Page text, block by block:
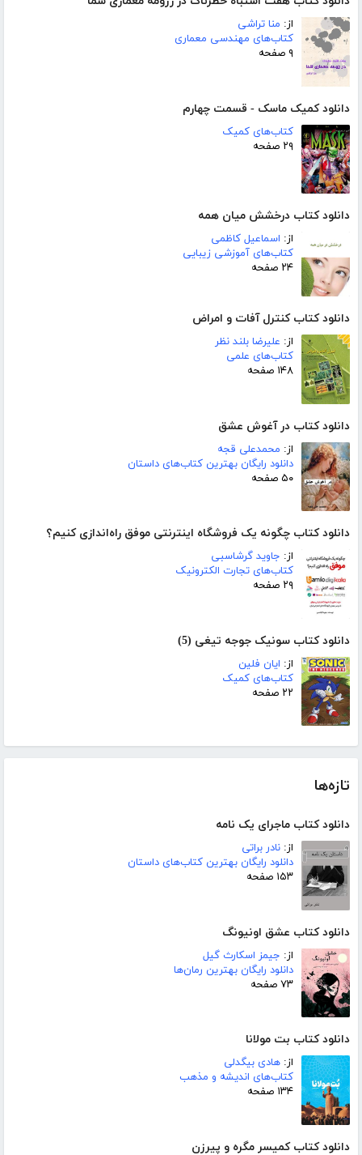
از: منا تراشی
کتاب‌های مهندسی معماری
۹ صفحه
دانلود کمیک ماسک - قسمت چهارم
کتاب‌های کمیک
۲۹ صفحه
دانلود کتاب درخشش میان همه
از: اسماعیل کاظمی
کتاب‌های آموزشی زیبایی
۲۴ صفحه
دانلود کتاب کنترل آفات و امراض
از: علیرضا بلند نظر
کتاب‌های علمی
۱۴۸ صفحه
دانلود کتاب در آغوش عشق
از: محمدعلی قجه
دانلود رایگان بهترین کتاب‌های داستان
۵۰ صفحه
دانلود کتاب چگونه یک فروشگاه اینترنتی موفق راه‌اندازی کنیم؟
از: جاوید گرشاسبی
کتاب‌های تجارت الکترونیک
۲۹ صفحه
دانلود کتاب سونیک جوجه تیغی (5)
از: ایان فلین
کتاب‌های کمیک
۲۲ صفحه
تازه‌ها
دانلود کتاب ماجرای یک نامه
از: نادر براتی
دانلود رایگان بهترین کتاب‌های داستان
۱۵۳ صفحه
دانلود کتاب عشق اونیونگ
از: جیمز اسکارث گیل
دانلود رایگان بهترین رمان‌ها
۷۳ صفحه
دانلود کتاب بت مولانا
از: هادی بیگدلی
کتاب‌های اندیشه و مذهب
۱۳۴ صفحه
دانلود کتاب کمیسر مگره و پیرزن